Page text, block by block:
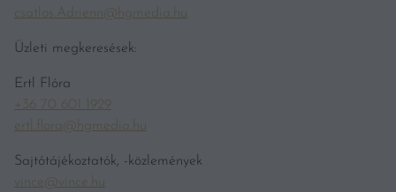
csatlos.Adrienn@hgmedia.hu
Üzleti megkeresések:
Ertl Flóra
+36 70 601 1929
ertl.flora@hgmedia.hu
Sajtótájékoztatók, -közlemények
vince@vince.hu